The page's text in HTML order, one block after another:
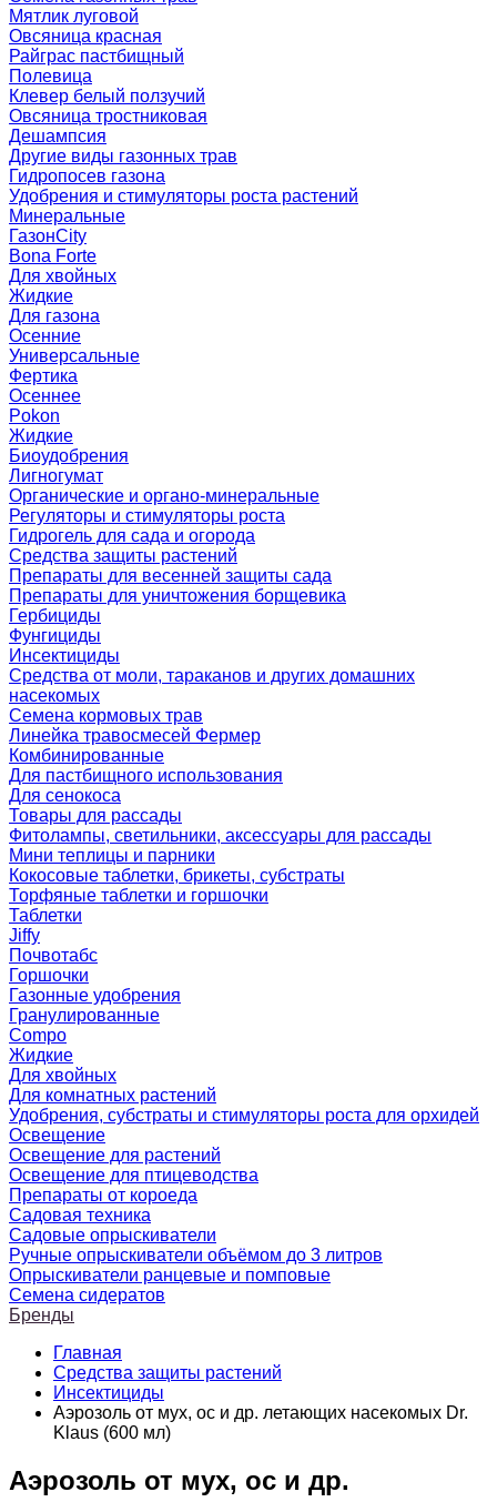
Мятлик луговой
Овсяница красная
Райграс пастбищный
Полевица
Клевер белый ползучий
Овсяница тростниковая
Дешампсия
Другие виды газонных трав
Гидропосев газона
Удобрения и стимуляторы роста растений
Минеральные
ГазонCity
Bona Forte
Для хвойных
Жидкие
Для газона
Осенние
Универсальные
Фертика
Осеннее
Pokon
Жидкие
Биоудобрения
Лигногумат
Органические и органо-минеральные
Регуляторы и стимуляторы роста
Гидрогель для сада и огорода
Средства защиты растений
Препараты для весенней защиты сада
Препараты для уничтожения борщевика
Гербициды
Фунгициды
Инсектициды
Средства от моли, тараканов и других домашних
насекомых
Семена кормовых трав
Линейка травосмесей Фермер
Комбинированные
Для пастбищного использования
Для сенокоса
Товары для рассады
Фитолампы, светильники, аксессуары для рассады
Мини теплицы и парники
Кокосовые таблетки, брикеты, субстраты
Торфяные таблетки и горшочки
Таблетки
Jiffy
Почвотабс
Горшочки
Газонные удобрения
Гранулированные
Compo
Жидкие
Для хвойных
Для комнатных растений
Удобрения, субстраты и стимуляторы роста для орхидей
Освещение
Освещение для растений
Освещение для птицеводства
Препараты от короеда
Садовая техника
Садовые опрыскиватели
Ручные опрыскиватели объёмом до 3 литров
Опрыскиватели ранцевые и помповые
Семена сидератов
Бренды
Главная
Средства защиты растений
Инсектициды
Аэрозоль от мух, ос и др. летающих насекомых Dr.
Klaus (600 мл)
Аэрозоль от мух, ос и др.